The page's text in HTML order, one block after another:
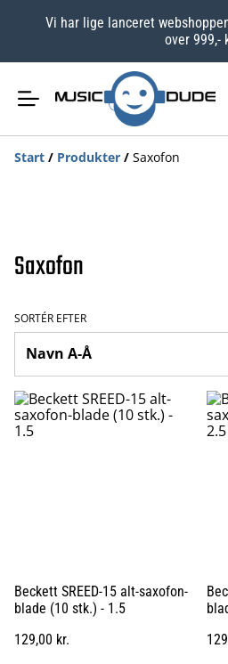
Vi har lige lanceret
over 999,-
Start / Produkter / Saxofon
Saxofon
SORTÉR EFTER
Beckett SREED-15 alt-saxofon-
blade (10 stk.) - 1.5
129,00 kr.